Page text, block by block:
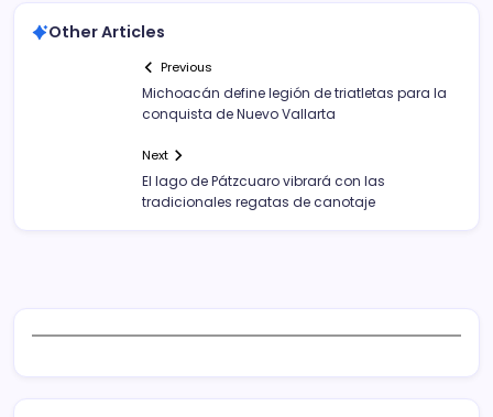
Other Articles
Previous
Michoacán define legión de triatletas para la
conquista de Nuevo Vallarta
Next
El lago de Pátzcuaro vibrará con las
tradicionales regatas de canotaje